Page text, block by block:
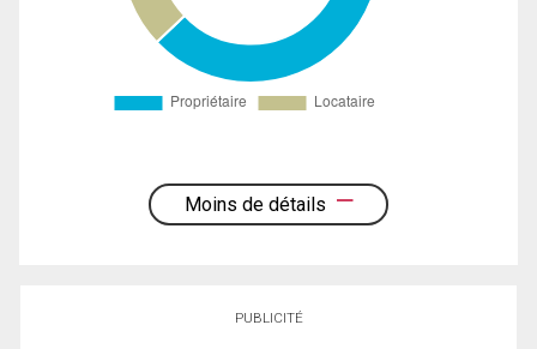
Moins de détails
PUBLICITÉ